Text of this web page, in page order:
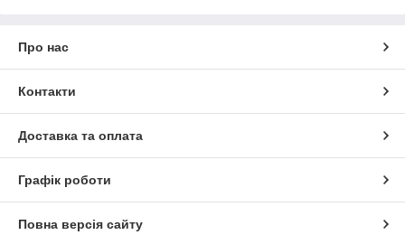
Про нас
Контакти
Доставка та оплата
Графік роботи
Повна версія сайту